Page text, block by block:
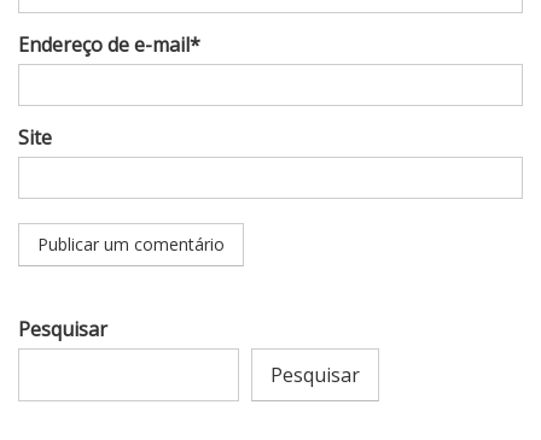
Endereço de e-mail*
Site
Pesquisar
Pesquisar